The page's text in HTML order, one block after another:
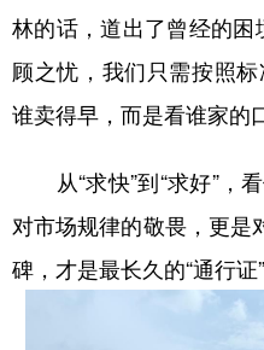
林的话，道出了曾经的
顾之忧，我们只需按照
谁卖得早，而是看谁家的
从“求快”到“求好”，
对市场规律的敬畏，更
碑，才是最长久的“通行证”